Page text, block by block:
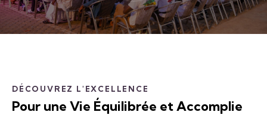
DÉCOUVREZ L'EXCELLENCE
Pour une Vie Équilibrée et Accomplie